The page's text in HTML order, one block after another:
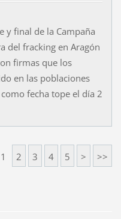
y final de la Campaña
del fracking en Aragón
firmas que los
en las poblaciones
fecha tope el día 2
1 2 3 4 5 > >>